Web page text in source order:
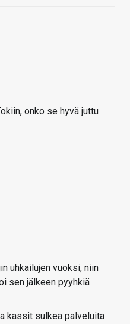
onko se hyvä juttu
uhkailujen vuoksi, niin
sen jälkeen pyyhkiä
kassit sulkea palveluita